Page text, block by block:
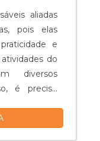
aliadas
pois elas
e
do
diversos
é preciso
boa fábrica